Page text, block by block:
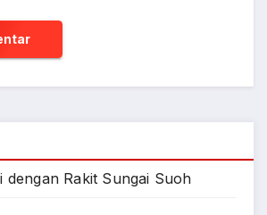
dengan Rakit Sungai Suoh